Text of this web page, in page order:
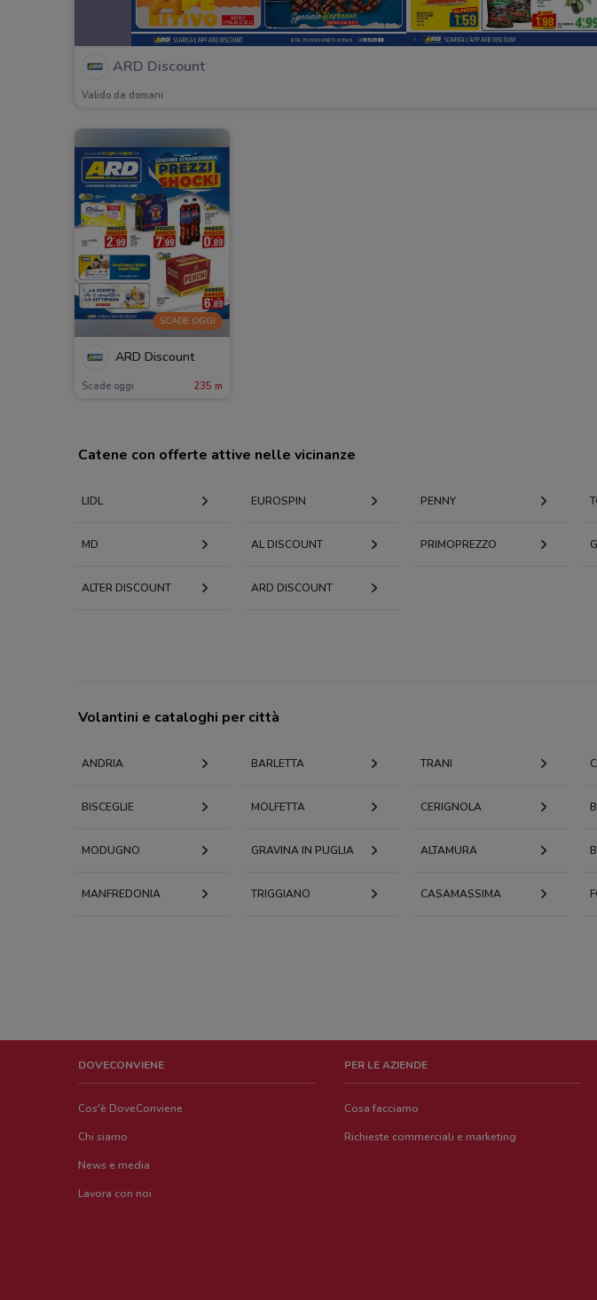
ARD Discount
Valido da domani
SCADE OGGI
ARD Discount
Scade oggi 235 m
Catene con offerte attive nelle vicinanze
LIDL EUROSPIN PENNY
MD AL DISCOUNT PRIMOPREZZO
ALTER DISCOUNT ARD DISCOUNT
Volantini e cataloghi per città
ANDRIA BARLETTA TRANI
BISCEGLIE MOLFETTA CERIGNOLA
MODUGNO GRAVINA IN PUGLIA ALTAMURA
MANFREDONIA TRIGGIANO CASAMASSIMA
DOVECONVIENE
Cos'è DoveConviene
Chi siamo
News e media
Lavora con noi
PER LE AZIENDE
Cosa facciamo
Richieste commerciali e marketing